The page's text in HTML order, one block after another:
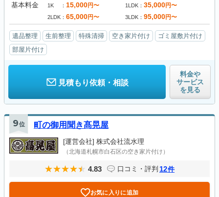
基本料金 1K 15,000円〜 1LDK 35,000円〜
2LDK 65,000円〜 3LDK 95,000円〜
遺品整理 生前整理 特殊清掃 空き家片付け
ゴミ屋敷片付け
部屋片付け
見積もり依頼・相談
料金や
サービス
を見る
9位 町の御用聞き髙晃屋
[運営会社] 株式会社流水理
（北海道札幌市白石区の空き家片付け）
4.83 口コミ・評判 12件
お気に入りに追加